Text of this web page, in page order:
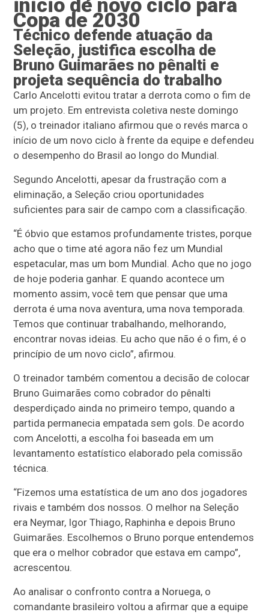
início de novo ciclo para
Copa de 2030
Técnico defende atuação da
Seleção, justifica escolha de
Bruno Guimarães no pênalti e
projeta sequência do trabalho
Carlo Ancelotti evitou tratar a derrota como o fim de
um projeto. Em entrevista coletiva neste domingo
(5), o treinador italiano afirmou que o revés marca o
início de um novo ciclo à frente da equipe e defendeu
o desempenho do Brasil ao longo do Mundial.
Segundo Ancelotti, apesar da frustração com a
eliminação, a Seleção criou oportunidades
suficientes para sair de campo com a classificação.
“É óbvio que estamos profundamente tristes, porque
acho que o time até agora não fez um Mundial
espetacular, mas um bom Mundial. Acho que no jogo
de hoje poderia ganhar. E quando acontece um
momento assim, você tem que pensar que uma
derrota é uma nova aventura, uma nova temporada.
Temos que continuar trabalhando, melhorando,
encontrar novas ideias. Eu acho que não é o fim, é o
princípio de um novo ciclo”, afirmou.
O treinador também comentou a decisão de colocar
Bruno Guimarães como cobrador do pênalti
desperdiçado ainda no primeiro tempo, quando a
partida permanecia empatada sem gols. De acordo
com Ancelotti, a escolha foi baseada em um
levantamento estatístico elaborado pela comissão
técnica.
“Fizemos uma estatística de um ano dos jogadores
rivais e também dos nossos. O melhor na Seleção
era Neymar, Igor Thiago, Raphinha e depois Bruno
Guimarães. Escolhemos o Bruno porque entendemos
que era o melhor cobrador que estava em campo”,
acrescentou.
Ao analisar o confronto contra a Noruega, o
comandante brasileiro voltou a afirmar que a equipe